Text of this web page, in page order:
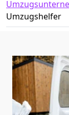
Umzugshelfer